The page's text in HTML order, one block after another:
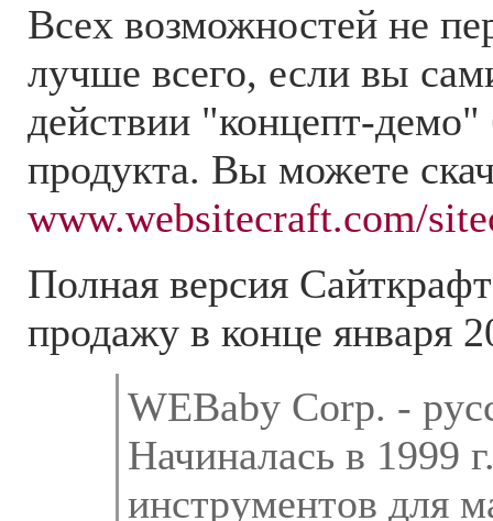
Всех возможностей не
лучше всего, если вы
действии "концепт-демо"
продукта. Вы можете
www.websitecraft.com/
Полная версия
продажу в конце января
WEBaby Corp. -
Начиналась в 1999
инструментов для